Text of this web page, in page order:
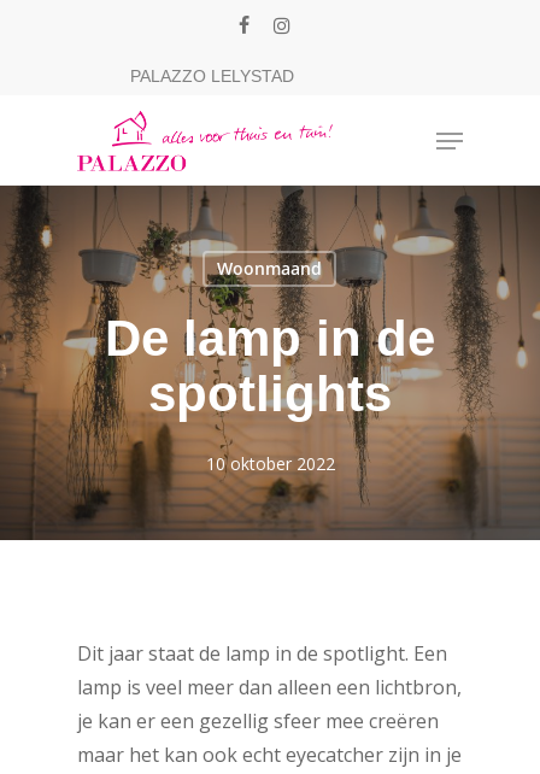
facebookinstagram
PALAZZO LELYSTAD
Menu
Woonmaand
De lamp in de
spotlights
10 oktober 2022
Dit jaar staat de lamp in de spotlight. Een
lamp is veel meer dan alleen een lichtbron,
je kan er een gezellig sfeer mee creëren
maar het kan ook echt eyecatcher zijn in je